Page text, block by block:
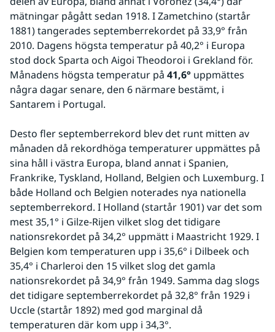
mätningar pågått sedan 1918. I Zametchino (startår
1881) tangerades septemberrekordet på 33,9° från
2010. Dagens högsta temperatur på 40,2° i Europa
stod dock Sparta och Aigoi Theodoroi i Grekland för.
Månadens högsta temperatur på 41,6° uppmättes
några dagar senare, den 6 närmare bestämt, i
Santarem i Portugal.
Desto fler septemberrekord blev det runt mitten av
månaden då rekordhöga temperaturer uppmättes på
sina håll i västra Europa, bland annat i Spanien,
Frankrike, Tyskland, Holland, Belgien och Luxemburg. I
både Holland och Belgien noterades nya nationella
septemberrekord. I Holland (startår 1901) var det som
mest 35,1° i Gilze-Rijen vilket slog det tidigare
nationsrekordet på 34,2° uppmätt i Maastricht 1929. I
Belgien kom temperaturen upp i 35,6° i Dilbeek och
35,4° i Charleroi den 15 vilket slog det gamla
nationsrekordet på 34,9° från 1949. Samma dag slogs
det tidigare septemberrekordet på 32,8° från 1929 i
Uccle (startår 1892) med god marginal då
temperaturen där kom upp i 34,3°.